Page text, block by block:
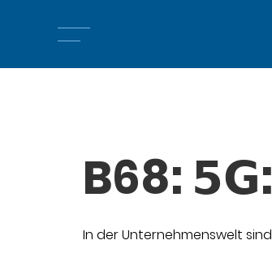
B68: 𝟱𝗚:
In der Unternehmenswelt